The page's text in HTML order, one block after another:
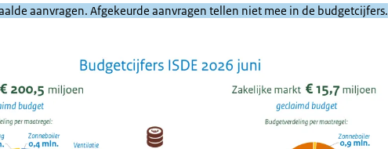
aanvragen. Afgekeurde aanvragen tellen niet mee in de budgetcijfers.